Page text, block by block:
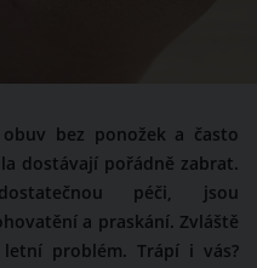
bez ponožek a často
dostávají pořádně zabrat.
péči, jsou
a praskání. Zvláště
problém. Trápí i vás?